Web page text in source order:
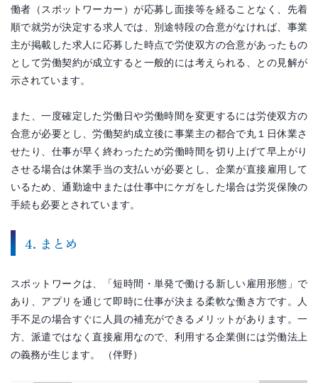
働者（スポットワーカー）が応募し面接等を経ることなく、先着
順で就労が決定する求人では、別途特段の合意がなければ、事業
主が掲載した求人に応募した時点で労使双方の合意があったもの
として労働契約が成立すると一般的には考えられる、との見解が
示されています。
また、一度確定した労働日や労働時間を変更するには労使双方の
合意が必要とし、労働契約成立後に事業主の都合で丸１日休業さ
せたり、仕事が早く終わったため労働時間を切り上げて早上がり
させる場合は休業手当の支払いが必要とし、企業が直接雇用して
いるため、通勤途中または仕事中にケガをした場合は労災保険の
手続も必要とされています。
4. まとめ
スポットワークは、「短時間・単発で働ける新しい雇用形態」で
あり、アプリを通じて即時に仕事が決まる柔軟な働き方です。人
手不足の場合すぐに人員の補充ができるメリットがあります。一
方、派遣ではなく直接雇用なので、利用する企業側には労働法上
の義務が生じます。 （伴野）